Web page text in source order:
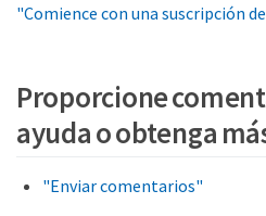
"Comience con una suscripción
Proporcione
ayuda o obtenga
"Enviar comentarios"